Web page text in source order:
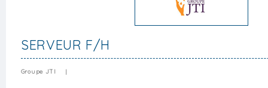
SERVEUR F/H
Groupe JTI |